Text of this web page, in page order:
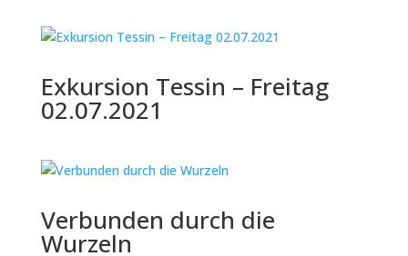
Exkursion Tessin – Freitag
02.07.2021
Verbunden durch die
Wurzeln